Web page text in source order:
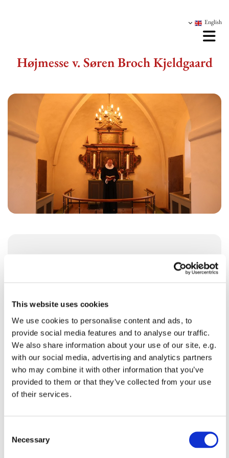
This website uses cookies
We use cookies to personalise content and ads, to
provide social media features and to analyse our traffic.
We also share information about your use of our site, e.g.
with our social media, advertising and analytics partners
who may combine it with other information that you’ve
provided to them or that they’ve collected from your use
of their services.
Necessary
English
Højmesse v. Søren Broch Kjeldgaard
Du vil måske også kunne lide...